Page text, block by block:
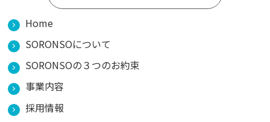
Home
SORONSOについて
SORONSOの３つのお約束
事業内容
採用情報